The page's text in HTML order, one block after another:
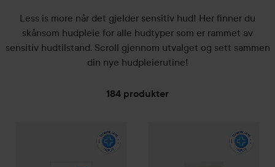
Less is more når det gjelder sensitiv hud! Her finner du
skånsom hudpleie for alle hudtyper som er rammet av
sensitiv hudtilstand. Scroll gjennom utvalget og sett sammen
din nye hudpleierutine!
184 produkter
Facial Moisturising Lotion 129 kr
La Roche-Posay